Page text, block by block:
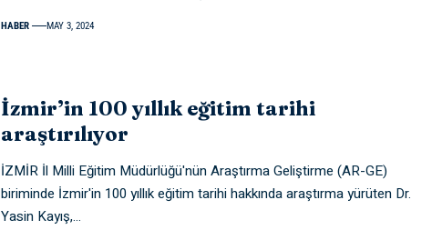
HABER MAY 3, 2024
İzmir’in 100 yıllık eğitim tarihi
araştırılıyor
İZMİR İl Milli Eğitim Müdürlüğü'nün Araştırma Geliştirme (AR-GE)
biriminde İzmir'in 100 yıllık eğitim tarihi hakkında araştırma yürüten Dr.
Yasin Kayış,…